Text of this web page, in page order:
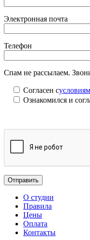
Электронная почта
Телефон
Спам не рассылаем.
Согласен с
Ознакомился и
О студии
Правила
Цены
Оплата
Контакты